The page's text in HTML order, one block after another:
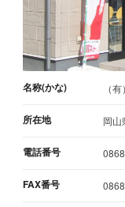
名称(かな) （
所在地 岡山
電話番号
FAX番号